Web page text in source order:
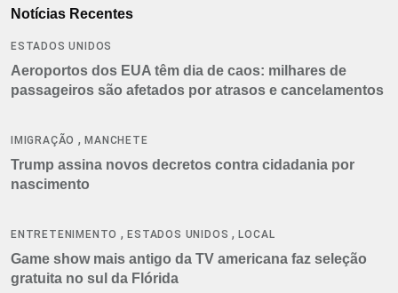
Notícias Recentes
ESTADOS UNIDOS
Aeroportos dos EUA têm dia de caos: milhares de
passageiros são afetados por atrasos e cancelamentos
IMIGRAÇÃO ,MANCHETE
Trump assina novos decretos contra cidadania por
nascimento
ENTRETENIMENTO ,ESTADOS UNIDOS ,LOCAL
Game show mais antigo da TV americana faz seleção
gratuita no sul da Flórida